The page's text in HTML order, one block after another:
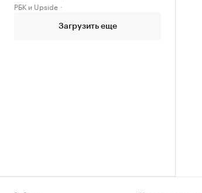
РБК и Upside
Загрузить еще